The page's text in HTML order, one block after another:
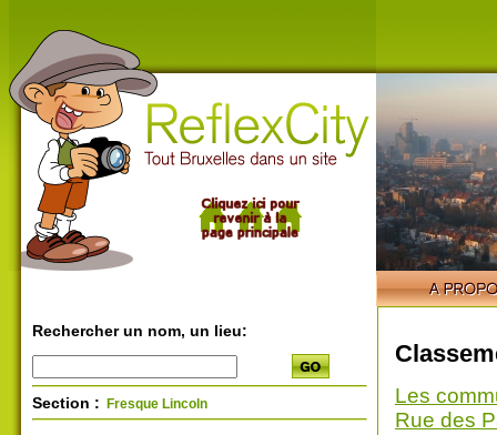
Rechercher un nom, un lieu:
Section : Fresque Lincoln
Les
Rue des